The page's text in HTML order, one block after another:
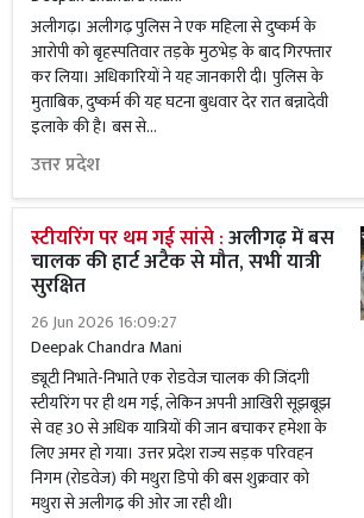
अलीगढ़। अलीगढ़ पुलिस ने एक महिला से दुष्कर्म के
आरोपी को बृहस्पतिवार तड़के मुठभेड़ के बाद गिरफ्तार
कर लिया। अधिकारियों ने यह जानकारी दी। पुलिस के
मुताबिक, दुष्कर्म की यह घटना बुधवार देर रात बन्नादेवी
इलाके की है। बस से...
उत्तर प्रदेश
स्टीयरिंग पर थम गई सांसे :अलीगढ़ में बस
चालक की हार्ट अटैक से मौत, सभी यात्री
सुरक्षित
26 Jun 2026 16:09:27
Deepak Chandra Mani
ड्यूटी निभाते-निभाते एक रोडवेज चालक की जिंदगी
स्टीयरिंग पर ही थम गई, लेकिन अपनी आखिरी सूझबूझ
से वह 30 से अधिक यात्रियों की जान बचाकर हमेशा के
लिए अमर हो गया। उत्तर प्रदेश राज्य सड़क परिवहन
निगम (रोडवेज) की मथुरा डिपो की बस शुक्रवार को
मथुरा से अलीगढ़ की ओर जा रही थी।